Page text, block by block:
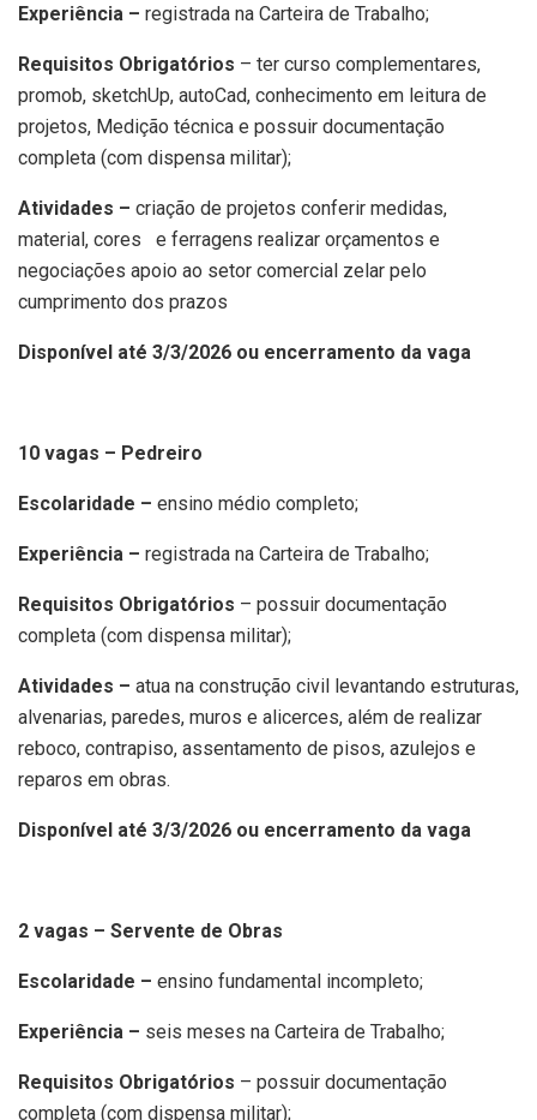
Experiência – registrada na Carteira de Trabalho;
Requisitos Obrigatórios – ter curso complementares,
promob, sketchUp, autoCad, conhecimento em leitura de
projetos, Medição técnica e possuir documentação
completa (com dispensa militar);
Atividades – criação de projetos conferir medidas,
material, cores e ferragens realizar orçamentos e
negociações apoio ao setor comercial zelar pelo
cumprimento dos prazos
Disponível até 3/3/2026 ou encerramento da vaga
10 vagas – Pedreiro
Escolaridade – ensino médio completo;
Experiência – registrada na Carteira de Trabalho;
Requisitos Obrigatórios – possuir documentação
completa (com dispensa militar);
Atividades – atua na construção civil levantando estruturas,
alvenarias, paredes, muros e alicerces, além de realizar
reboco, contrapiso, assentamento de pisos, azulejos e
reparos em obras.
Disponível até 3/3/2026 ou encerramento da vaga
2 vagas – Servente de Obras
Escolaridade – ensino fundamental incompleto;
Experiência – seis meses na Carteira de Trabalho;
Requisitos Obrigatórios – possuir documentação
completa (com dispensa militar);